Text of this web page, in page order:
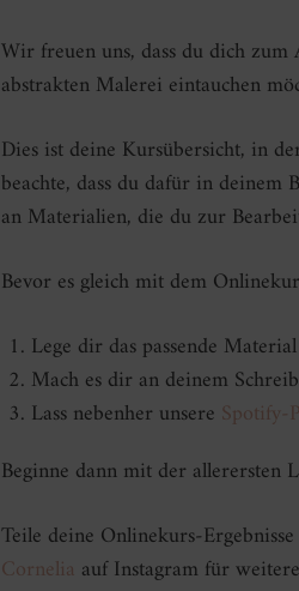
Wir freuen uns, dass du dich
abstrakten Malerei eintauchen
Dies ist deine Kursübersicht, in
beachte, dass du dafür in deinem
an Materialien, die du zur
Bevor es gleich mit dem
Lege dir das passende
Mach es dir an deinem
Lass nebenher unsere Spotify-
Beginne dann mit der allerersten
Teile deine Onlinekurs-
Cornelia auf Instagram für